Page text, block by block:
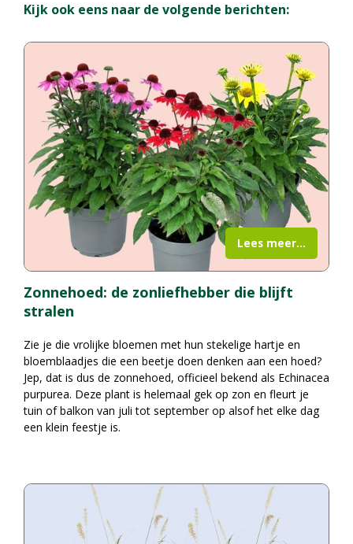
Kijk ook eens naar de volgende berichten:
Zonnehoed: de zonliefhebber die blijft
stralen
Zie je die vrolijke bloemen met hun stekelige hartje en
bloemblaadjes die een beetje doen denken aan een hoed?
Jep, dat is dus de zonnehoed, officieel bekend als Echinacea
purpurea. Deze plant is helemaal gek op zon en fleurt je
tuin of balkon van juli tot september op alsof het elke dag
een klein feestje is.
Lees meer...